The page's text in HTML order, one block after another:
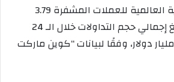
وتبلغ القيمة السوقية العالمية للعملات المشفرة 3.79
تريليون دولار، فيما بلغ إجمالي حجم التداولات خلال الـ 24
ساعة الماضية 176.5 مليار دولار، وفقًا لبيانات “كوين ماركت